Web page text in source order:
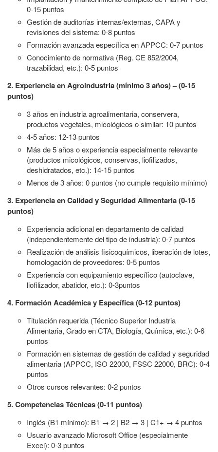
0-15 puntos
Gestión de auditorías internas/externas, CAPA y
revisiones del sistema: 0-8 puntos
Formación avanzada específica en APPCC: 0-7 puntos
Conocimiento de normativa (Reg. CE 852/2004,
trazabilidad, etc.): 0-5 puntos
2. Experiencia en Agroindustria (mínimo 3 años) – (0-15
puntos)
3 años en industria agroalimentaria, conservera,
productos vegetales, micológicos o similar: 10 puntos
4-5 años: 12-13 puntos
Más de 5 años o experiencia especialmente relevante
(productos micológicos, conservas, liofilizados,
deshidratados, etc.): 14-15 puntos
Menos de 3 años: 0 puntos (no cumple requisito mínimo)
3. Experiencia en Calidad y Seguridad Alimentaria (0-15
puntos)
Experiencia adicional en departamento de calidad
(independientemente del tipo de industria): 0-7 puntos
Realización de análisis fisicoquímicos, liberación de lotes,
homologación de proveedores: 0-5 puntos
Experiencia con equipamiento específico (autoclave,
liofilizador, abatidor, etc.): 0-3puntos
4. Formación Académica y Específica (0-12 puntos)
Titulación requerida (Técnico Superior Industria
Alimentaria, Grado en CTA, Biología, Química, etc.): 0-6
puntos
Formación en sistemas de gestión de calidad y seguridad
alimentaria (APPCC, ISO 22000, FSSC 22000, BRC): 0-4
puntos
Otros cursos relevantes: 0-2 puntos
5. Competencias Técnicas (0-11 puntos)
Inglés (B1 mínimo): B1 → 2 | B2 → 3 | C1+ → 4 puntos
Usuario avanzado Microsoft Office (especialmente
Excel): 0-3 puntos